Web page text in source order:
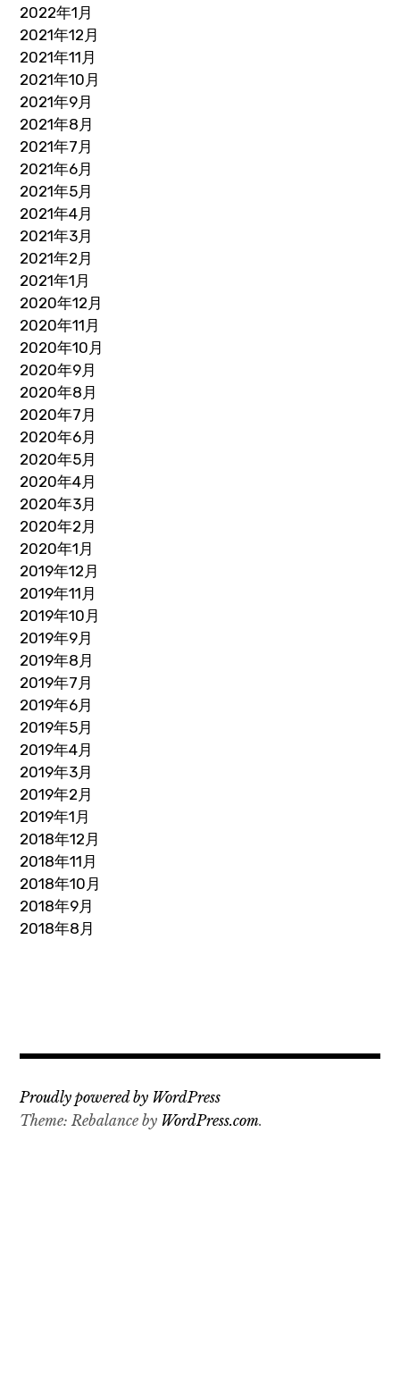
2022年1月
2021年12月
2021年11月
2021年10月
2021年9月
2021年8月
2021年7月
2021年6月
2021年5月
2021年4月
2021年3月
2021年2月
2021年1月
2020年12月
2020年11月
2020年10月
2020年9月
2020年8月
2020年7月
2020年6月
2020年5月
2020年4月
2020年3月
2020年2月
2020年1月
2019年12月
2019年11月
2019年10月
2019年9月
2019年8月
2019年7月
2019年6月
2019年5月
2019年4月
2019年3月
2019年2月
2019年1月
2018年12月
2018年11月
2018年10月
2018年9月
2018年8月
Proudly powered by WordPress
Theme: Rebalance by WordPress.com.